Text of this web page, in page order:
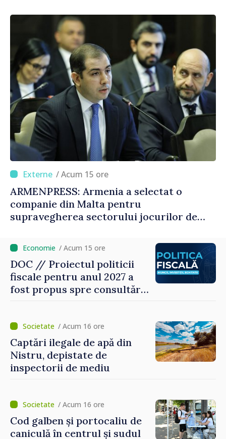
/ Acum 15 ore
ARMENPRESS: Armenia a selectat o
companie din Malta pentru
supravegherea sectorului jocurilor de
/ Acum 15 ore
DOC // Proiectul politicii
fiscale pentru anul 2027 a
fost propus spre consultări
/ Acum 16 ore
Captări ilegale de apă din
Nistru, depistate de
inspectorii de mediu
/ Acum 16 ore
Cod galben și portocaliu de
caniculă în centrul și sudul